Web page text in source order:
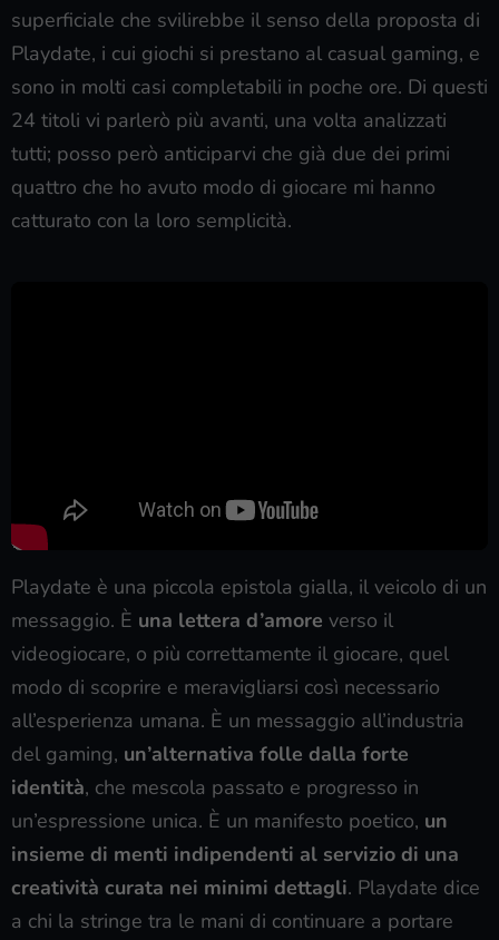
superficiale che svilirebbe il senso della proposta di
Playdate, i cui giochi si prestano al casual gaming, e
sono in molti casi completabili in poche ore. Di questi
24 titoli vi parlerò più avanti, una volta analizzati
tutti; posso però anticiparvi che già due dei primi
quattro che ho avuto modo di giocare mi hanno
catturato con la loro semplicità.
Playdate è una piccola epistola gialla, il veicolo di un
messaggio. È una lettera d’amore verso il
videogiocare, o più correttamente il giocare, quel
modo di scoprire e meravigliarsi così necessario
all’esperienza umana. È un messaggio all’industria
del gaming, un’alternativa folle dalla forte
identità, che mescola passato e progresso in
un’espressione unica. È un manifesto poetico, un
insieme di menti indipendenti al servizio di una
creatività curata nei minimi dettagli. Playdate dice
a chi la stringe tra le mani di continuare a portare